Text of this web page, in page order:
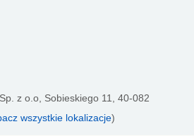
z o.o, Sobieskiego 11, 40-082
wszystkie lokalizacje)